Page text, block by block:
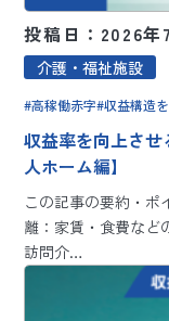
投稿日：2026年
介護・福祉施設
高稼働赤字 収益構造
収益率を向上さ
人ホーム編】
この記事の要約・ポ
離：家賃・食費など
訪問介…